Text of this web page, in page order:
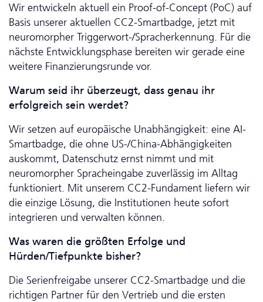
Wir entwickeln aktuell ein Proof-of-Concept (PoC) auf
Basis unserer aktuellen CC2-Smartbadge, jetzt mit
neuromorpher Triggerwort-/Spracherkennung. Für die
nächste Ent­wicklungs­phase bereiten wir gerade eine
weitere Finanzierungsrunde vor.
Warum seid ihr überzeugt, dass genau ihr
erfolgreich sein werdet?
Wir setzen auf europäische Unabhängigkeit: eine AI-
Smartbadge, die ohne US-/China-Abhängigkeiten
auskommt, Da­ten­schutz ernst nimmt und mit
neuromorpher Spracheingabe zuverlässig im Alltag
funktioniert. Mit unserem CC2-Fundament liefern wir
die einzige Lösung, die Institutionen heute sofort
integrieren und verwalten können.
Was waren die größten Erfolge und
Hürden/Tiefpunkte bisher?
Die Serienfreigabe unserer CC2-Smartbadge und die
richtigen Partner für den Vertrieb und die ersten